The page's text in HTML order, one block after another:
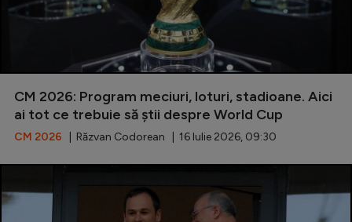
Echipa Națională
Fotbal feminin
Special
Diverse
CM 2026: Program meciuri, loturi, stadioane. Aici
ai tot ce trebuie să știi despre World Cup
CM 2026 | Răzvan Codorean | 16 Iulie 2026, 09:30